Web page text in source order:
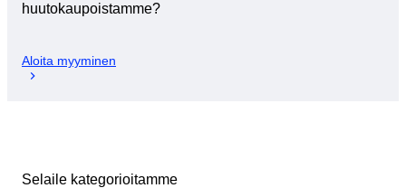
huutokaupoistamme?
Aloita myyminen
Selaile kategorioitamme